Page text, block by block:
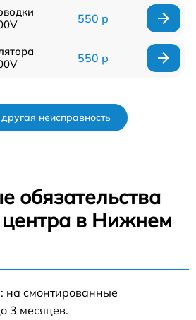
550 р
550 р
неисправность
обязательства
центра в Нижнем
на смонтированные
3 месяцев.